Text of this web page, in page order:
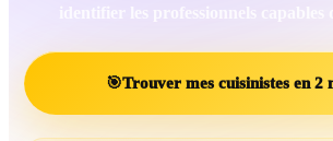
identifier les professionnels capables
🎯Trouver mes cuisinistes en 2